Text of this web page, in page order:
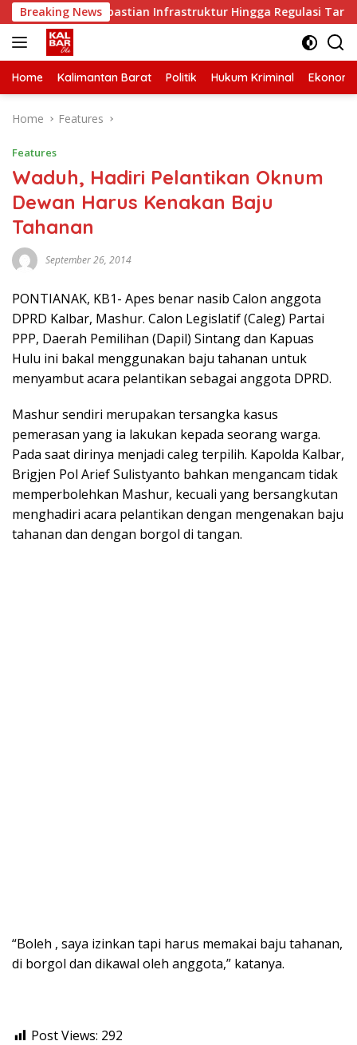
Skip
to
content
Breaking News
Minta Kepastian Infrastruktur Hingga Regulasi Tarif
Home Kalimantan Barat Politik Hukum Kriminal Ekonomi
Home Features
Features
Waduh, Hadiri Pelantikan Oknum
Dewan Harus Kenakan Baju
Tahanan
September 26, 2014
PONTIANAK, KB1- Apes benar nasib Calon anggota
DPRD Kalbar, Mashur. Calon Legislatif (Caleg) Partai
PPP, Daerah Pemilihan (Dapil) Sintang dan Kapuas
Hulu ini bakal menggunakan baju tahanan untuk
menyambut acara pelantikan sebagai anggota DPRD.
Mashur sendiri merupakan tersangka kasus
pemerasan yang ia lakukan kepada seorang warga.
Pada saat dirinya menjadi caleg terpilih. Kapolda Kalbar,
Brigjen Pol Arief Sulistyanto bahkan mengancam tidak
memperbolehkan Mashur, kecuali yang bersangkutan
menghadiri acara pelantikan dengan mengenakan baju
tahanan dan dengan borgol di tangan.
“Boleh , saya izinkan tapi harus memakai baju tahanan,
di borgol dan dikawal oleh anggota,” katanya.
Post Views: 292